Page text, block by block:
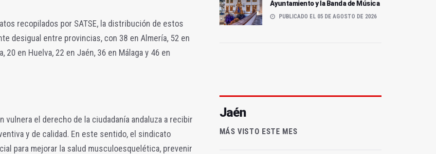
recopilados por SATSE, la distribución de estos
desigual entre provincias, con 38 en Almería, 52 en
20 en Huelva, 22 en Jaén, 36 en Málaga y 46 en
vulnera el derecho de la ciudadanía andaluza a recibir
y de calidad. En este sentido, el sindicato
para mejorar la salud musculoesquelética, prevenir
Ayuntamiento y la Banda de Música
PUBLICADO EL 05 DE AGOSTO DE 2026
Jaén
MÁS VISTO ESTE MES